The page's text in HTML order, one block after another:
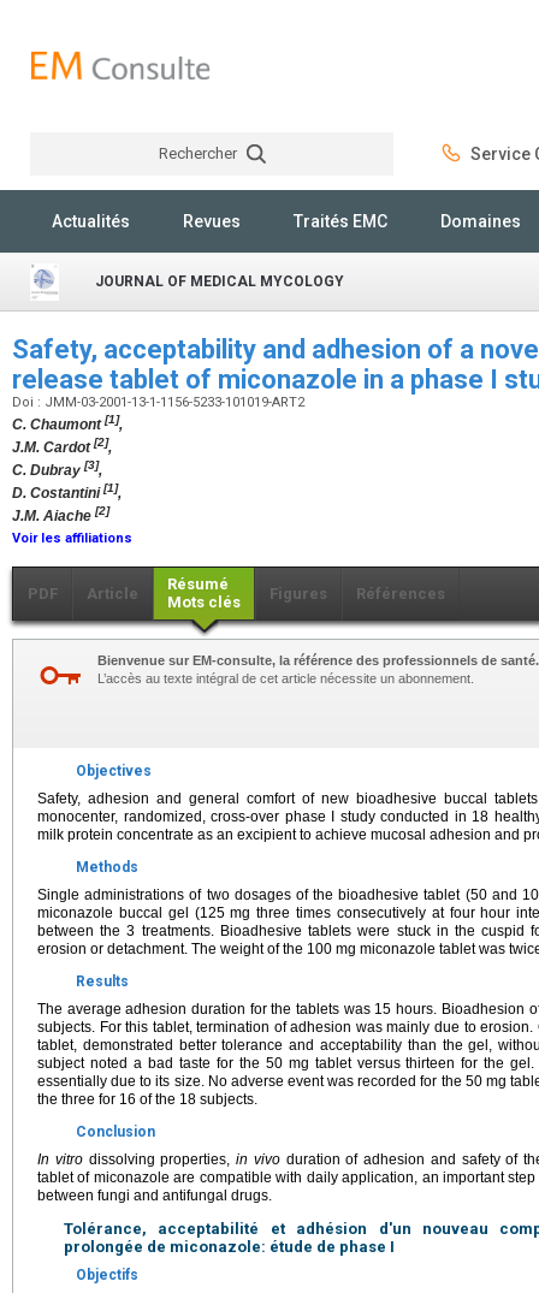
Rechercher Service
Actualités Revues Traités EMC Domaines
JOURNAL OF MEDICAL MYCOLOGY
Safety, acceptability and adhesion of a
release tablet of miconazole in a phase I
Doi : JMM-03-2001-13-1-1156-5233-101019-ART2
C. Chaumont[1],
J.M. Cardot[2],
C. Dubray [3],
D. Costantini[1],
J.M. Aiache [2]
Voir les affiliations
PDF Article
Résumé
Mots clés
Figures Références
Bienvenue sur EM-consulte, la référence des professionnels de santé.
L’accès au texte intégral de cet article nécessite un abonnement.
Objectives
Safety, adhesion and general comfort of new bioadhesive buccal
monocenter, randomized, cross-over phase I study conducted in 18
milk protein concentrate as an excipient to achieve mucosal adhesion and
Methods
Single administrations of two dosages of the bioadhesive tablet (50 and
miconazole buccal gel (125 mg three times consecutively at four hour
between the 3 treatments. Bioadhesive tablets were stuck in the cuspid
erosion or detachment. The weight of the 100 mg miconazole tablet was
Results
The average adhesion duration for the tablets was 15 hours. Bioadhesion
subjects. For this tablet, termination of adhesion was mainly due to
tablet, demonstrated better tolerance and acceptability than the gel,
subject noted a bad taste for the 50 mg tablet versus thirteen for the
essentially due to its size. No adverse event was recorded for the 50 mg
the three for 16 of the 18 subjects.
Conclusion
In vitrodissolving properties,in vivoduration of adhesion and safety of
tablet of miconazole are compatible with daily application, an important
between fungi and antifungal drugs.
Tolérance, acceptabilité et adhésion d'un nouveau
prolongée de miconazole: étude de phase I
Objectifs